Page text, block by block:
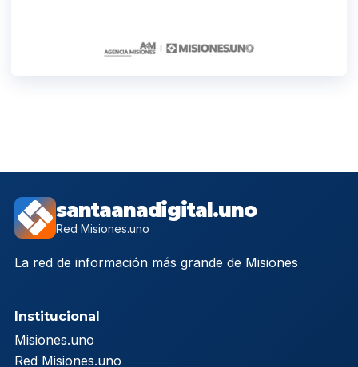
santaanadigital.uno
Red Misiones.uno
La red de información más grande de Misiones
Institucional
Misiones.uno
Red Misiones.uno